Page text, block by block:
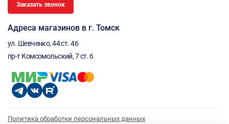
Заказать звонок
Адреса магазинов в г. Томск
ул. Шевченко, 44 ст. 46
пр-т Комсомольский, 7 ст. 6
Политика обработки персональных данных